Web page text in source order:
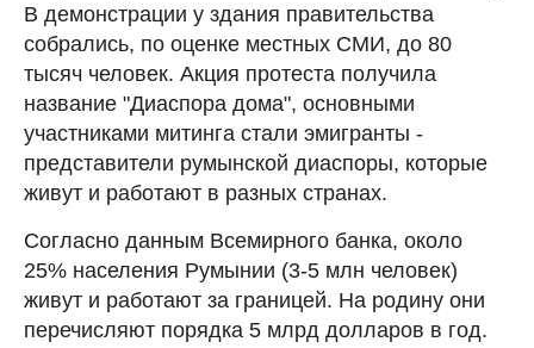
В демонстрации у здания правительства
собрались, по оценке местных СМИ, до 80
тысяч человек. Акция протеста получила
название "Диаспора дома", основными
участниками митинга стали эмигранты -
представители румынской диаспоры, которые
живут и работают в разных странах.
Согласно данным Всемирного банка, около
25% населения Румынии (3-5 млн человек)
живут и работают за границей. На родину они
перечисляют порядка 5 млрд долларов в год.